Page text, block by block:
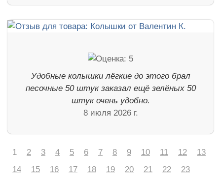
Удобные колышки лёгкие до этого брал
песочные 50 штук заказал ещё зелёных 50
штук очень удобно.
8 июля 2026 г.
1 2 3 4 5 6 7 8 9 10 11 12
13
14
15 16 17 18 19 20 21 22
23